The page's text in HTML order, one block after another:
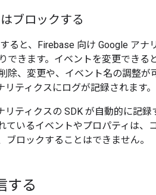
ブロックする
ると、Firebase 向け Google ア
できます。イベントを変更できる
除、変更や、イベント名の調整が
ティクスにログが記録されます。
リティクスの SDK が自動的に記録
ているイベントやプロパティは、
ブロックすることはできません。
する